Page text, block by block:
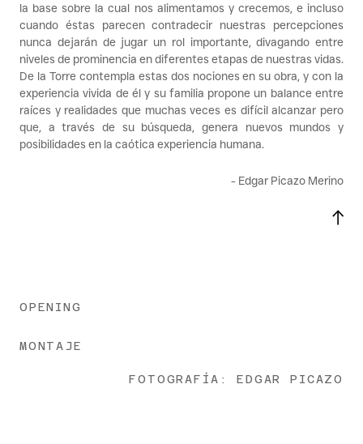
la base sobre la cual nos alimentamos y crecemos, e incluso
cuando éstas parecen contradecir nuestras percepciones
nunca dejarán de jugar un rol importante, divagando entre
niveles de prominencia en diferentes etapas de nuestras vidas.
De la Torre contempla estas dos nociones en su obra, y con la
experiencia vivida de él y su familia propone un balance entre
raíces y realidades que muchas veces es difícil alcanzar pero
que, a través de su búsqueda, genera nuevos mundos y
posibilidades en la caótica experiencia humana.
- Edgar Picazo Merino
OPENING
MONTAJE
FOTOGRAFÍA: EDGAR PICAZO